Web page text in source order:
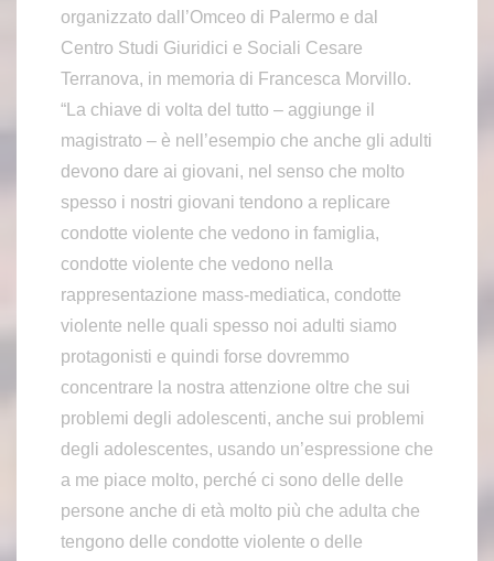
organizzato dall’Omceo di Palermo e dal
Centro Studi Giuridici e Sociali Cesare
Terranova, in memoria di Francesca Morvillo.
“La chiave di volta del tutto – aggiunge il
magistrato – è nell’esempio che anche gli adulti
devono dare ai giovani, nel senso che molto
spesso i nostri giovani tendono a replicare
condotte violente che vedono in famiglia,
condotte violente che vedono nella
rappresentazione mass-mediatica, condotte
violente nelle quali spesso noi adulti siamo
protagonisti e quindi forse dovremmo
concentrare la nostra attenzione oltre che sui
problemi degli adolescenti, anche sui problemi
degli adolescentes, usando un’espressione che
a me piace molto, perché ci sono delle delle
persone anche di età molto più che adulta che
tengono delle condotte violente o delle